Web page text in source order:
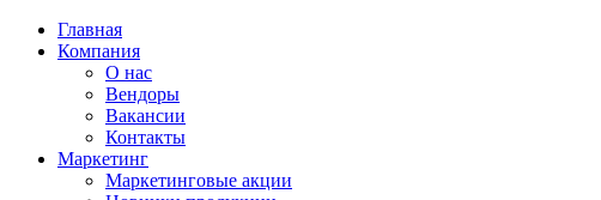
Главная
Компания
О нас
Вендоры
Вакансии
Контакты
Маркетинг
Маркетинговые акции